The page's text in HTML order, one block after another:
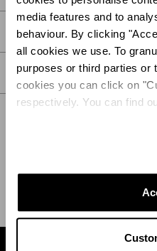
media features and to
behaviour. By clicking
all cookies we use. To
purposes or third parties or
cookies you can click on
respectively. You can find
DÉTAIL
SOIN